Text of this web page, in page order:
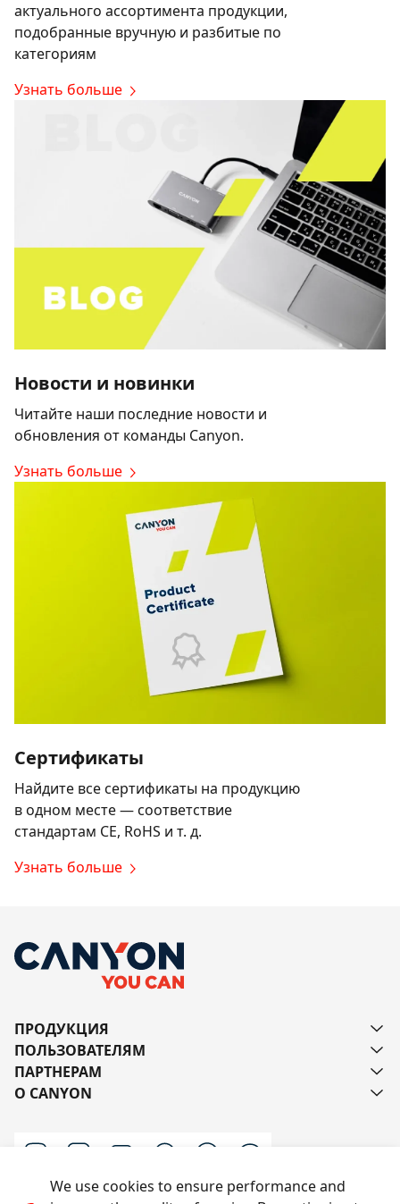
актуального ассортимента продукции,
подобранные вручную и разбитые по
категориям
Узнать больше
Новости и новинки
Читайте наши последние новости и
обновления от команды Canyon.
Узнать больше
Сертификаты
Найдите все сертификаты на продукцию
в одном месте — соответствие
стандартам CE, RoHS и т. д.
Узнать больше
ПРОДУКЦИЯ
ПОЛЬЗОВАТЕЛЯМ
ПАРТНЕРАМ
О CANYON
We use cookies to ensure performance and